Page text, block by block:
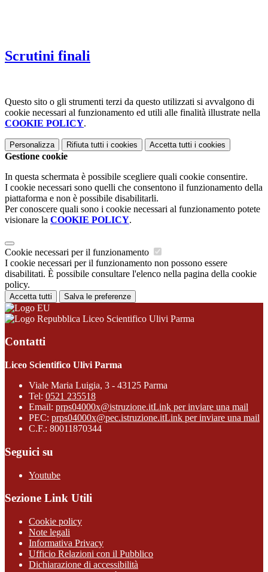
Scrutini finali
Questo sito o gli strumenti terzi da questo utilizzati si avvalgono di
cookie necessari al funzionamento ed utili alle finalità illustrate nella
COOKIE POLICY.
Personalizza Rifiuta tutti i cookies Accetta tutti i cookies
Gestione cookie
In questa schermata è possibile scegliere quali cookie consentire.
I cookie necessari sono quelli che consentono il funzionamento della
piattaforma e non è possibile disabilitarli.
Per conoscere quali sono i cookie necessari al funzionamento potete
visionare la COOKIE POLICY.
Cookie necessari per il funzionamento
I cookie necessari per il funzionamento non possono essere
disabilitati. È possibile consultare l'elenco nella pagina della cookie
policy.
Accetta tutti Salva le preferenze
Liceo Scientifico Ulivi Parma
Contatti
Liceo Scientifico Ulivi Parma
Viale Maria Luigia, 3 - 43125 Parma
Tel: 0521 235518
Email: prps04000x@istruzione.itLink per inviare una mail
PEC: prps04000x@pec.istruzione.itLink per inviare una mail
C.F.: 80011870344
Seguici su
Youtube
Sezione Link Utili
Cookie policy
Note legali
Informativa Privacy
Ufficio Relazioni con il Pubblico
Dichiarazione di accessibilità